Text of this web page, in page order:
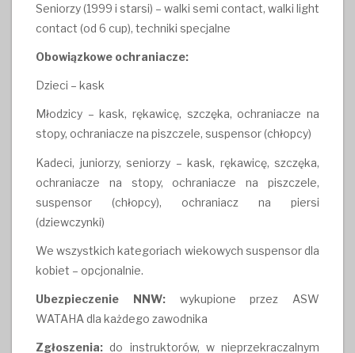
Seniorzy (1999 i starsi) – walki semi contact, walki light
contact (od 6 cup), techniki specjalne
Obowiązkowe ochraniacze:
Dzieci – kask
Młodzicy – kask, rękawicę, szczęka, ochraniacze na
stopy, ochraniacze na piszczele, suspensor (chłopcy)
Kadeci, juniorzy, seniorzy – kask, rękawicę, szczęka,
ochraniacze na stopy, ochraniacze na piszczele,
suspensor (chłopcy), ochraniacz na piersi
(dziewczynki)
We wszystkich kategoriach wiekowych suspensor dla
kobiet – opcjonalnie.
Ubezpieczenie NNW:wykupione przez ASW
WATAHA dla każdego zawodnika
Zgłoszenia: do instruktorów, w nieprzekraczalnym